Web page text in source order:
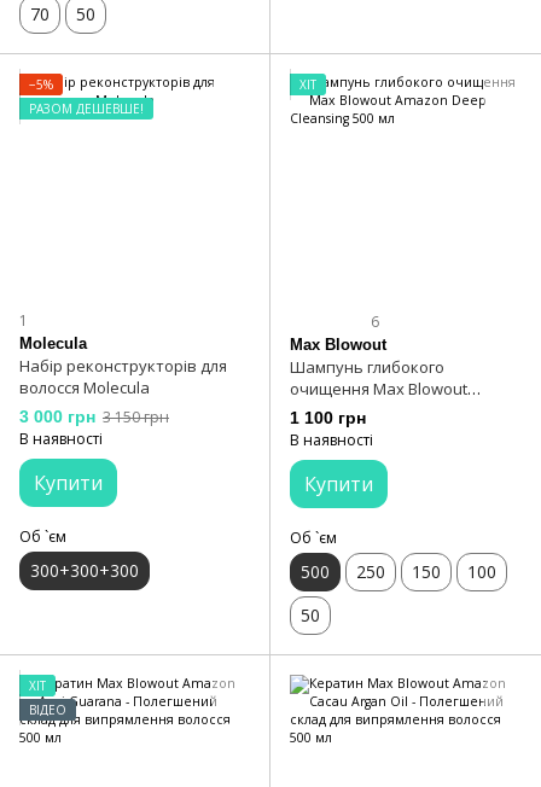
70
50
−5%
РАЗОМ ДЕШЕВШЕ!
1
Molecula
Набір реконструкторів для
волосся Molecula
3 000 грн 3 150 грн
В наявності
Купити
Об `єм
300+300+300
ХІТ
6
Max Blowout
Шампунь глибокого
очищення Max Blowout
Amazon Deep Cleansing 500 мл
1 100 грн
В наявності
Купити
Об `єм
500 250 150
100
50
ХІТ
ВІДЕО